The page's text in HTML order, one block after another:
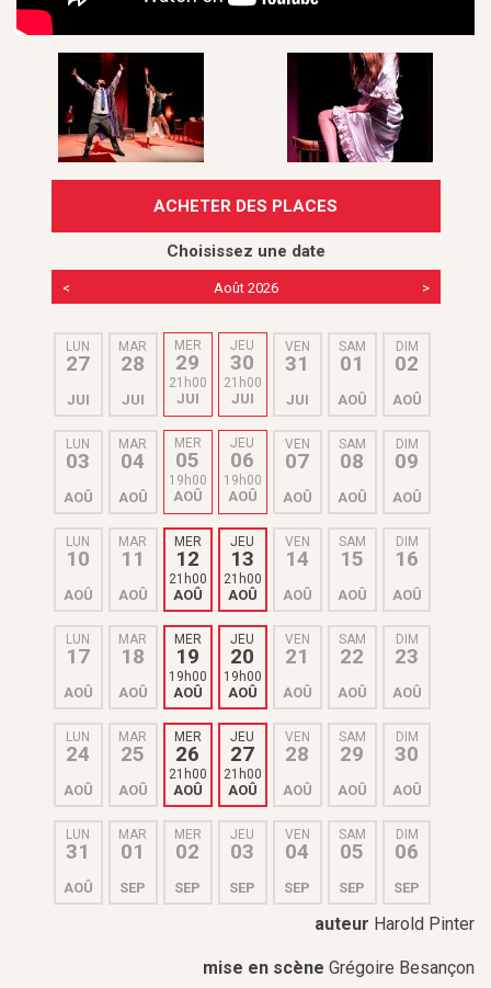
ACHETER DES PLACES
Choisissez une date
< Août 2026 >
LUN
27
JUI
MAR
28
JUI
MER
29
21h00
JUI
JEU
30
21h00
JUI
VEN
31
JUI
SAM
01
AOÛ
DIM
02
AOÛ
LUN
03
AOÛ
MAR
04
AOÛ
MER
05
19h00
AOÛ
JEU
06
19h00
AOÛ
VEN
07
AOÛ
SAM
08
AOÛ
DIM
09
AOÛ
LUN
10
AOÛ
MAR
11
AOÛ
MER
12
21h00
AOÛ
JEU
13
21h00
AOÛ
VEN
14
AOÛ
SAM
15
AOÛ
DIM
16
AOÛ
LUN
17
AOÛ
MAR
18
AOÛ
MER
19
19h00
AOÛ
JEU
20
19h00
AOÛ
VEN
21
AOÛ
SAM
22
AOÛ
DIM
23
AOÛ
LUN
24
AOÛ
MAR
25
AOÛ
MER
26
21h00
AOÛ
JEU
27
21h00
AOÛ
VEN
28
AOÛ
SAM
29
AOÛ
DIM
30
AOÛ
LUN
31
AOÛ
MAR
01
SEP
MER
02
SEP
JEU
03
SEP
VEN
04
SEP
SAM
05
SEP
DIM
06
SEP
auteur Harold Pinter
mise en scène Grégoire Besançon